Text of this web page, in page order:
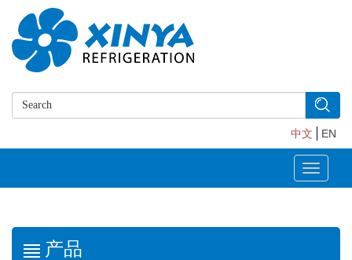
中文 EN
Toggle
产品